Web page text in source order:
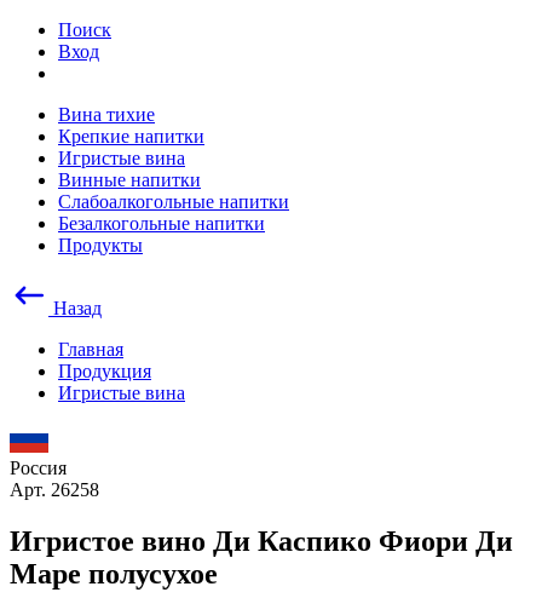
Поиск
Вход
Вина тихие
Крепкие напитки
Игристые вина
Винные напитки
Слабоалкогольные напитки
Безалкогольные напитки
Продукты
Назад
Главная
Продукция
Игристые вина
Россия
Арт. 26258
Игристое вино Ди Каспико Фиори Ди
Маре полусухое